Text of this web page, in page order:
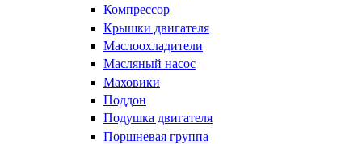
Компрессор
Крышки двигателя
Маслоохладители
Масляный насос
Маховики
Поддон
Подушка двигателя
Поршневая группа